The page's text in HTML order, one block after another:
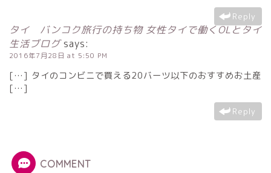
Reply
タイ バンコク旅行の持ち物 女性タイで働くOLとタイ
生活ブログ says:
2016年7月28日 at 5:50 PM
[…] タイのコンビニで買える20バーツ以下のおすすめお土産
[…]
Reply
COMMENT